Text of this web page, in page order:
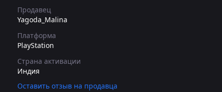
Продавец
Yagoda_Malina
Платформа
PlayStation
Страна активации
Индия
Оставить отзыв на продавца